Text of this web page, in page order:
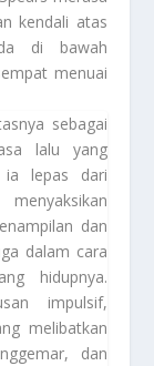
kendali atas
di bawah
menuai
sebagai
lalu yang
ia lepas dari
dan
dalam cara
hidupnya.
impulsif,
melibatkan
dan